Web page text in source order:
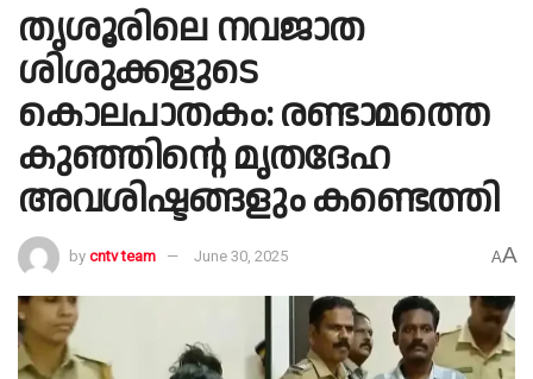
തൃശൂരിലെ നവജാത
ശിശുക്കളുടെ
കൊലപാതകം: രണ്ടാമത്തെ
കുഞ്ഞിൻ്റെ മൃതദേഹ
അവശിഷ്ടങ്ങളും കണ്ടെത്തി
by cntv team June 30, 2025 AA